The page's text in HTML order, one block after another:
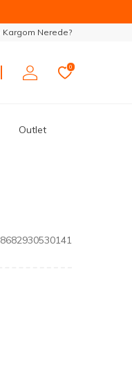
Kargom Nerede?
0
Outlet
8682930530141